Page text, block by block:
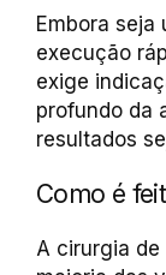
Embora seja
execução
exige
profundo da
resultados
Como é
A cirurgia